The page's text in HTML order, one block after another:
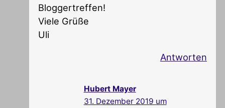
Bloggertreffen!
Viele Grüße
Uli
Antworten
Hubert Mayer
31. Dezember 2019 um